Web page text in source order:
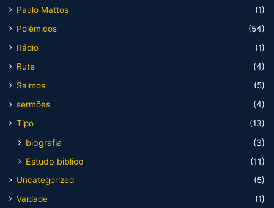
Paulo Mattos
(1)
Polêmicos
(54)
Rádio
(1)
Rute
(4)
Salmos
(5)
sermões
(4)
Tipo
(13)
biografia
(3)
Estudo biblico
(11)
Uncategorized
(5)
Vaidade
(1)